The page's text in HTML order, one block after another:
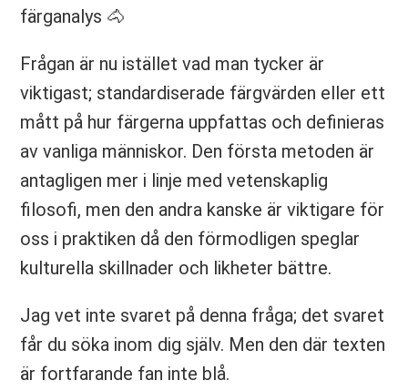
färganalys 🐴
Frågan är nu istället vad man tycker är
viktigast; standardiserade färgvärden eller ett
mått på hur färgerna uppfattas och definieras
av vanliga människor. Den första metoden är
antagligen mer i linje med vetenskaplig
filosofi, men den andra kanske är viktigare för
oss i praktiken då den förmodligen speglar
kulturella skillnader och likheter bättre.
Jag vet inte svaret på denna fråga; det svaret
får du söka inom dig själv. Men den där texten
är fortfarande fan inte blå.